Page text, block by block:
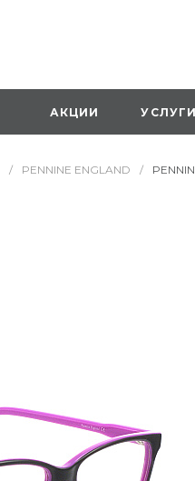
АКЦИИ УСЛУГИ
/ PENNINE ENGLAND /